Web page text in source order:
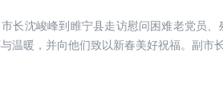
长沈峻峰到睢宁县走访慰问困难老党员
温暖，并向他们致以新春美好祝福。副市